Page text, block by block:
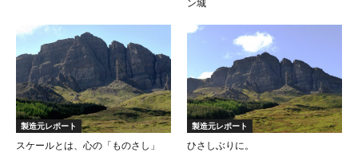
ン城
製造元レポート
スケールとは、心の「ものさし」
製造元レポート
ひさしぶりに。